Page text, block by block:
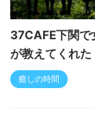
37CAFE下関で
が教えてくれた
癒しの時間